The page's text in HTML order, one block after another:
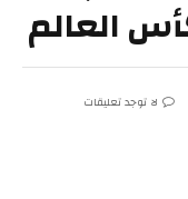
العالم
لا توجد تعليقات